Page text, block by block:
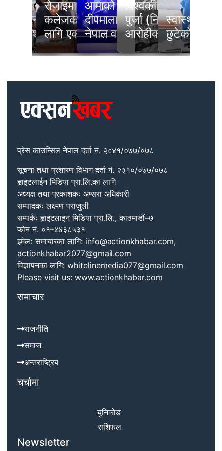
स्पष्ट
र स्वास्थ्य
नगर्न आग्रह
‘स्तनपानले महिलाको सौन्दर्य
घटाउँदैन, स्वास्थ्य र
आत्मविश्वास बढाउँछ’
रोजाइमा नेपाल इन्जिनियरिङ
कलेजको विडिएच, ४८ सिटका
लागि एक सय बढी प्रतिस्पर्धी
आमाको अधुरो सपना पुरा गर्दै
दीपमाला ढकाल बनिन् मिस
नेपाल वर्ल्ड–२०२६
विश्वकीर्तिमानी आरोही
पुर्जा (निम्स दाइ)
आरोहीको निधन
स्वास्थ्य
छुटेको एउटा
प्रेस काउन्सिल नेपाल दर्ता नं. २०४१/०७७/०७८
सूचना तथा प्रशारण विभाग दर्ता नं. २३१०/०७७/०७८
ह्वाइटलाईन मिडिया प्रा.लि.का लागि
अध्यक्ष तथा प्रकाशकः अप्सरा अधिकारी
सम्पादकः लक्ष्मण पराजुली
सम्पर्कः ह्वाइटलाइन मिडिया प्रा.लि., काठमाडौं–७
फोन नं. ०१–४४३८५३१
इमेलः समाचारका लागि: info@actionkhabar.com,
actionkhabar2077@gmail.com
विज्ञापनका लागि: whitelinemedia077@gmail.com
Please visit us: www.actionkhabar.com
समाचार
राजनीति
समाज
अन्तराष्ट्रिय
चर्चामा
युनिकाेड
राशिफल
Newsletter